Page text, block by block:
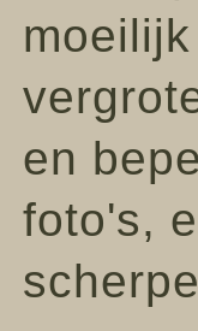
en
foto's,